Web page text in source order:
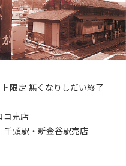
限定 無くなりしだい終了
コ売店
頭駅・新金谷駅売店